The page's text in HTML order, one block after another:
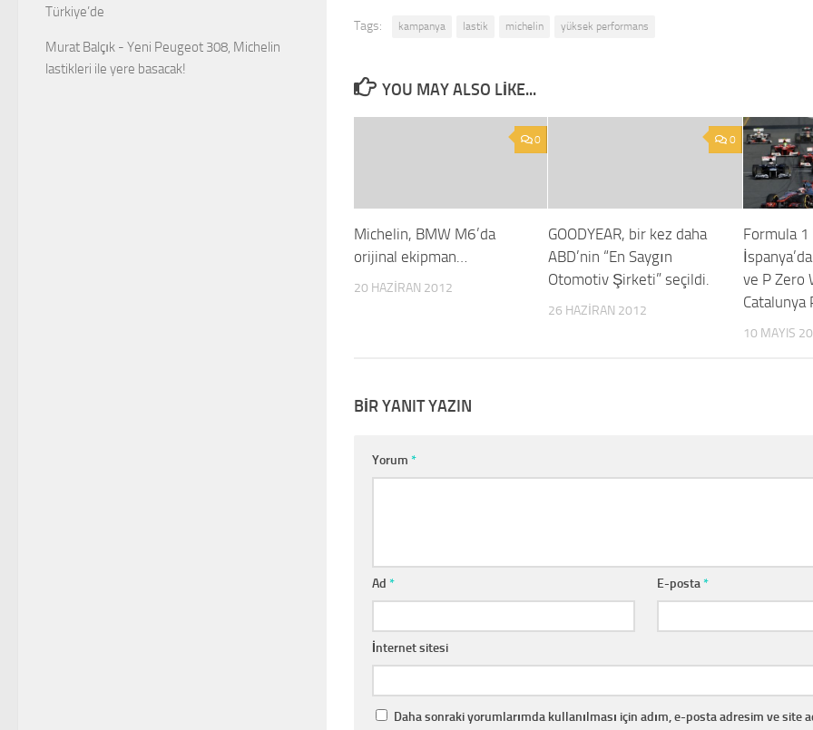
Tags: kampanya lastik michelin yüksek performans
YOU MAY ALSO LIKE...
0
Michelin, BMW M6’da
orijinal ekipman…
20 HAZIRAN 2012
0
GOODYEAR, bir kez daha
ABD’nin “En Saygın
Otomotiv Şirketi” seçildi.
26 HAZIRAN 2012
Formula 1
ve P Zero
Catalunya
10 MAYIS
BIR YANIT YAZIN
Yorum *
Ad * E-posta*
İnternet sitesi
Daha sonraki yorumlarımda kullanılması için adım, e-posta adresim ve site
Türkiye’de
Murat Balçık - Yeni Peugeot 308, Michelin
lastikleri ile yere basacak!